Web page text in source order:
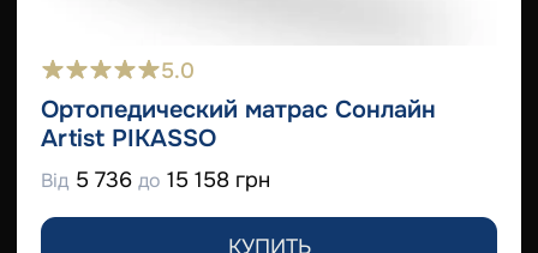
5.0
Ортопедический матрас Сонлайн
Artist PIKASSO
Від 5 736 до 15 158 грн
КУПИТЬ